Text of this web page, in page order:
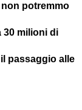
potremmo
30 milioni di
passaggio alle